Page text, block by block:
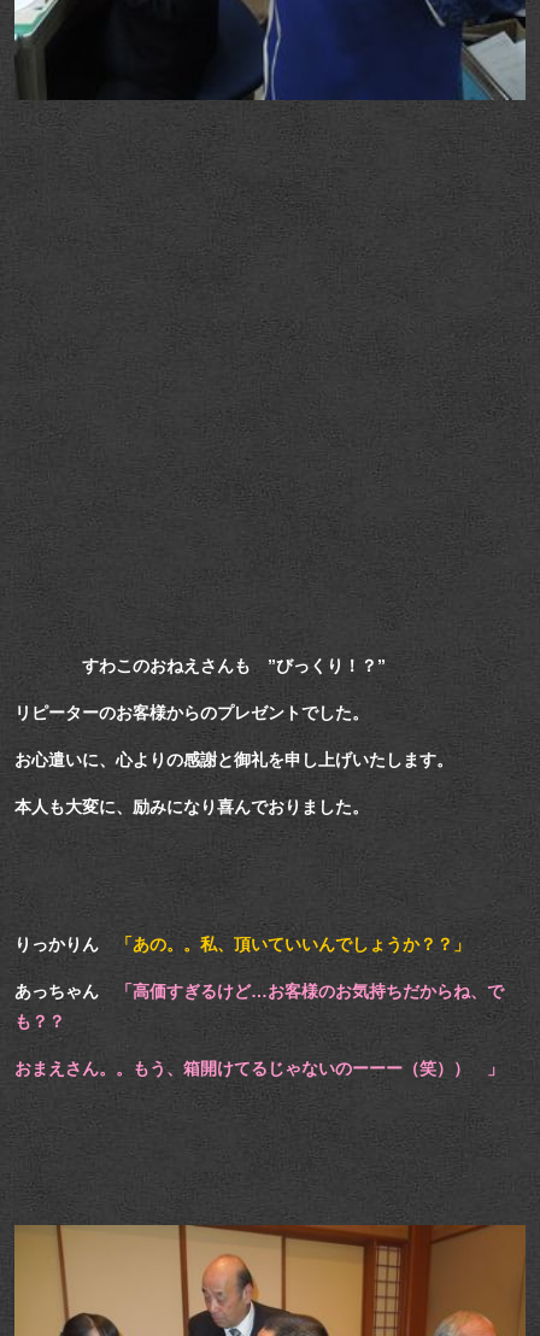
すわこのおねえさんも ”びっくり！？”
リピーターのお客様からのプレゼントでした。
お心遣いに、心よりの感謝と御礼を申し上げいたします。
本人も大変に、励みになり喜んでおりました。
りっかりん 「あの。。私、頂いていいんでしょうか？？」
あっちゃん
「高価すぎるけど…お客様のお気持ちだからね、で
も？？
おまえさん。。もう、箱開けてるじゃないのーーー（笑）） 」